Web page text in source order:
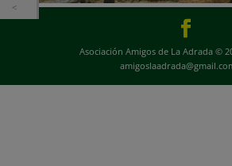
Asociación Amigos de La Adrada ©